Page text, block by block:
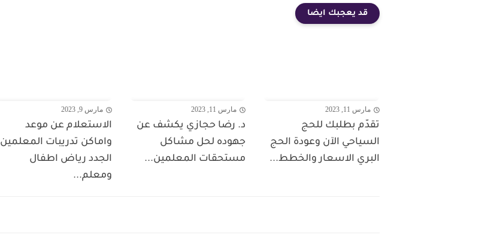
قد يعجبك ايضا
مارس 11, 2023
تقدّم بطلبك للحج
السياحي الآن وعودة الحج
البري الاسعار والخطط...
مارس 11, 2023
د. رضا حجازي يكشف عن
جهوده لحل مشاكل
مستحقات المعلمين...
مارس 9, 2023
الاستعلام عن موعد
واماكن تدريبات المعلمين
الجدد رياض اطفال
ومعلم...